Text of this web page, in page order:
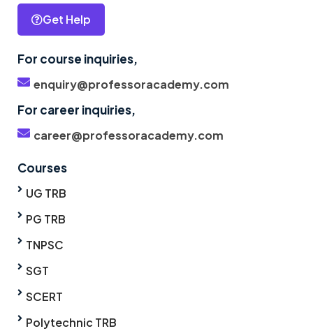
Get Help
For course inquiries,
enquiry@professoracademy.com
For career inquiries,
career@professoracademy.com
Courses
UG TRB
PG TRB
TNPSC
SGT
SCERT
Polytechnic TRB